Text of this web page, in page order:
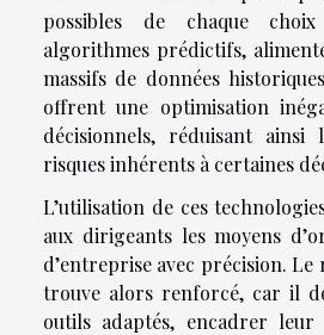
possibles de chaque
algorithmes prédictifs,
massifs de données
offrent une optimisation
décisionnels, réduisant ainsi
risques inhérents à certaines
L’utilisation de ces
aux dirigeants les moyens
d’entreprise avec précision.
trouve alors renforcé, car il
outils adaptés, encadrer